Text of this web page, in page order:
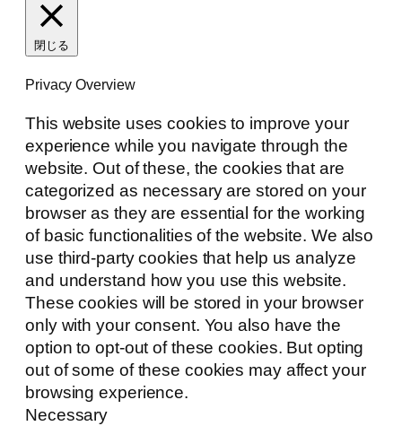
閉じる
Privacy Overview
This website uses cookies to improve your
experience while you navigate through the
website. Out of these, the cookies that are
categorized as necessary are stored on your
browser as they are essential for the working
of basic functionalities of the website. We also
use third-party cookies that help us analyze
and understand how you use this website.
These cookies will be stored in your browser
only with your consent. You also have the
option to opt-out of these cookies. But opting
out of some of these cookies may affect your
browsing experience.
Necessary